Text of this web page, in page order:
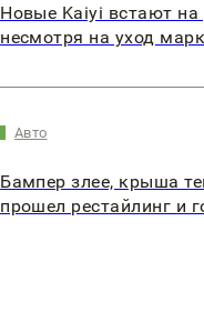
Новые Kaiyi встают на
несмотря на уход
Авто
Бампер злее, крыша
прошел рестайлинг и